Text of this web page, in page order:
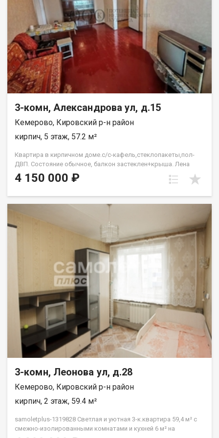
3-комн, Александрова ул, д.15
Кемерово, Кировский р-н район
кирпич, 5 этаж, 57.2 м²
Квартира в кирпичном доме.с/с-кафель,стеклопакеты,пол-
ДВП. Состояние обычное, балкон застеклен+крыша. Лена
Васильева
4 150 000 ₽
3-комн, Леонова ул, д.28
Кемерово, Кировский р-н район
кирпич, 2 этаж, 59.4 м²
samoletplus-1319828 Светлая и уютная 3-к.квартира 59,4 м² с
смежно-изолированными комнатами и кухней 6 м² на